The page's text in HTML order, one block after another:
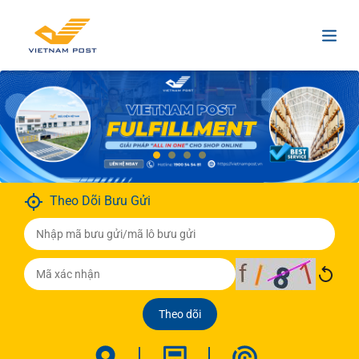
Theo Dõi Bưu Gửi
Theo dõi